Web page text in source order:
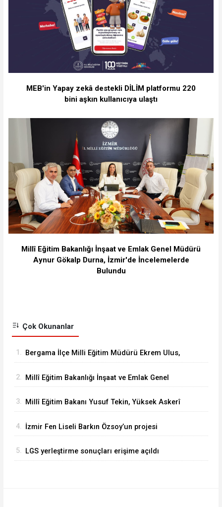
MEB'in Yapay zekâ destekli DİLİM platformu 220
bini aşkın kullanıcıya ulaştı
Millî Eğitim Bakanlığı İnşaat ve Emlak Genel Müdürü
Aynur Gökalp Durna, İzmir'de İncelemelerde
Bulundu
Çok Okunanlar
1. Bergama İlçe Milli Eğitim Müdürü Ekrem Ulus,
çalışmaları inceledi
2. Millî Eğitim Bakanlığı İnşaat ve Emlak Genel
İncelemelerde Bulundu
3. Millî Eğitim Bakanı Yusuf Tekin, Yüksek Askerî
4. İzmir Fen Liseli Barkın Özsoy’un projesi
5. LGS yerleştirme sonuçları erişime açıldı